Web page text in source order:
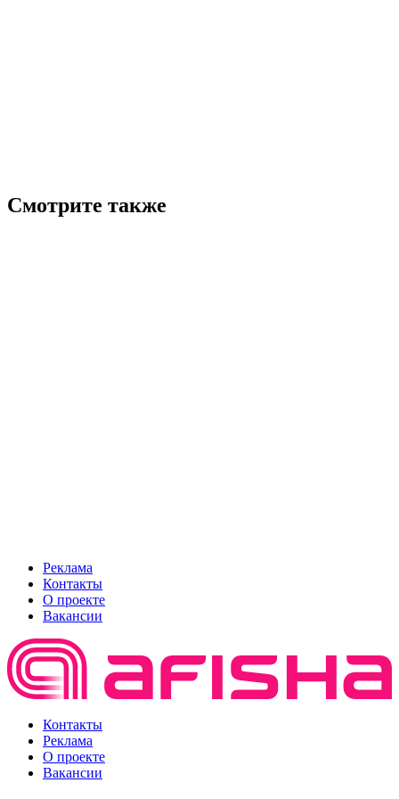
Смотрите также
Реклама
Контакты
О проекте
Вакансии
Контакты
Реклама
О проекте
Вакансии